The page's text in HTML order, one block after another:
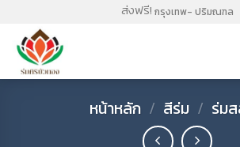
content
ส่งฟรี! กรุงเทพ- ปริมณฑล
หน้าหลัก / สีร่ม / ร่ม